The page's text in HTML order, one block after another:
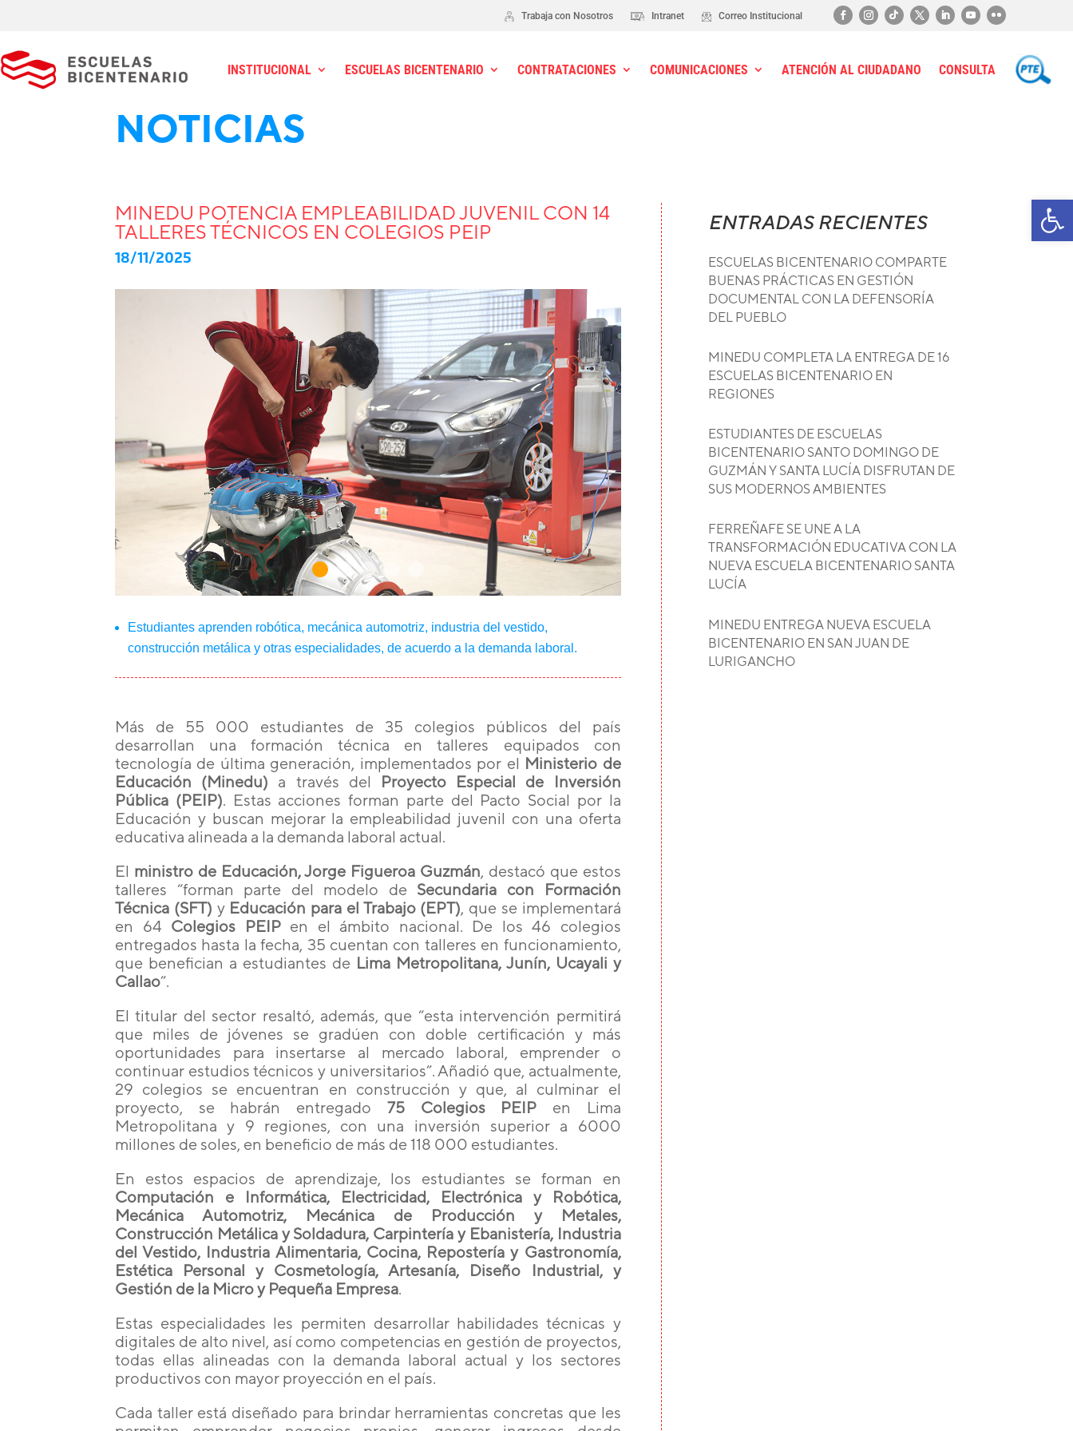
Trabaja con Nosotros Intranet Correo Institucional
INSTITUCIONAL ESCUELAS BICENTENARIO CONTRATACIONES COMUNICACIONES ATENCIÓN AL CIUDADANO CONSULTA PTE
NOTICIAS
MINEDU POTENCIA EMPLEABILIDAD JUVENIL CON 14
TALLERES TÉCNICOS EN COLEGIOS PEIP
18/11/2025
Estudiantes aprenden robótica, mecánica automotriz, industria del vestido,
construcción metálica y otras especialidades, de acuerdo a la demanda laboral.
Más de 55 000 estudiantes de 35 colegios públicos del país
desarrollan una formación técnica en talleres equipados con
tecnología de última generación, implementados por el Ministerio de
Educación (Minedu) a través del Proyecto Especial de Inversión
Pública (PEIP). Estas acciones forman parte del Pacto Social por la
Educación y buscan mejorar la empleabilidad juvenil con una oferta
educativa alineada a la demanda laboral actual.
El ministro de Educación, Jorge Figueroa Guzmán, destacó que estos
talleres “forman parte del modelo de Secundaria con Formación
Técnica (SFT) y Educación para el Trabajo (EPT), que se implementará
en 64 Colegios PEIPen el ámbito nacional. De los 46 colegios
entregados hasta la fecha, 35 cuentan con talleres en funcionamiento,
que benefician a estudiantes de Lima Metropolitana, Junín, Ucayali y
Callao”.
El titular del sector resaltó, además, que “esta intervención permitirá
que miles de jóvenes se gradúen con doble certificación y más
oportunidades para insertarse al mercado laboral, emprender o
continuar estudios técnicos y universitarios”. Añadió que, actualmente,
29 colegios se encuentran en construcción y que, al culminar el
proyecto, se habrán entregado 75 Colegios PEIP en Lima
Metropolitana y 9 regiones, con una inversión superior a 6000
millones de soles, en beneficio de más de 118 000 estudiantes.
En estos espacios de aprendizaje, los estudiantes se forman en
Computación e Informática, Electricidad, Electrónica y Robótica,
Mecánica Automotriz, Mecánica de Producción y Metales,
Construcción Metálica y Soldadura, Carpintería y Ebanistería, Industria
del Vestido, Industria Alimentaria, Cocina, Repostería y Gastronomía,
Estética Personal y Cosmetología, Artesanía, Diseño Industrial, y
Gestión de la Micro y Pequeña Empresa.
Estas especialidades les permiten desarrollar habilidades técnicas y
digitales de alto nivel, así como competencias en gestión de proyectos,
todas ellas alineadas con la demanda laboral actual y los sectores
productivos con mayor proyección en el país.
Cada taller está diseñado para brindar herramientas concretas que les
ENTRADAS RECIENTES
ESCUELAS BICENTENARIO COMPARTE
BUENAS PRÁCTICAS EN GESTIÓN
DOCUMENTAL CON LA DEFENSORÍA
DEL PUEBLO
MINEDU COMPLETA LA ENTREGA DE 16
ESCUELAS BICENTENARIO EN
REGIONES
ESTUDIANTES DE ESCUELAS
BICENTENARIO SANTO DOMINGO DE
GUZMÁN Y SANTA LUCÍA DISFRUTAN DE
SUS MODERNOS AMBIENTES
FERREÑAFE SE UNE A LA
TRANSFORMACIÓN EDUCATIVA CON LA
NUEVA ESCUELA BICENTENARIO SANTA
LUCÍA
MINEDU ENTREGA NUEVA ESCUELA
BICENTENARIO EN SAN JUAN DE
LURIGANCHO